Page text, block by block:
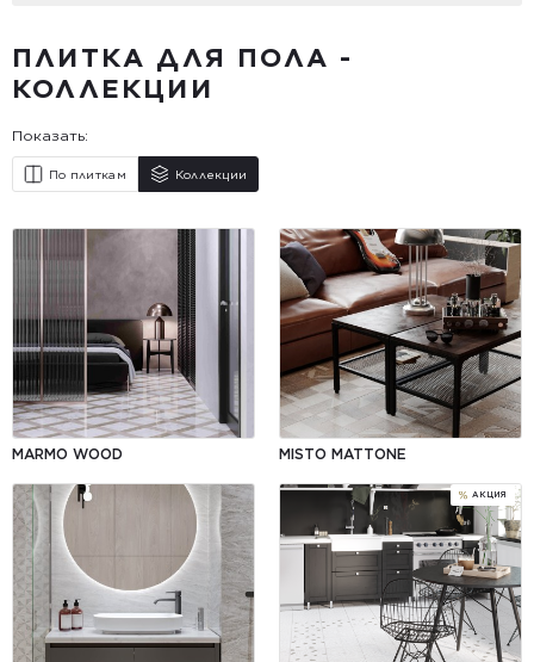
ПЛИТКА ДЛЯ ПОЛА -
КОЛЛЕКЦИИ
Показать:
По плиткам Коллекции
MARMO WOOD MISTO MATTONE